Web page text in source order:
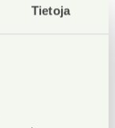
Tietoja
on